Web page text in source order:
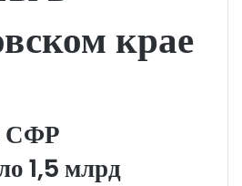
крае
СФР
1,5 млрд